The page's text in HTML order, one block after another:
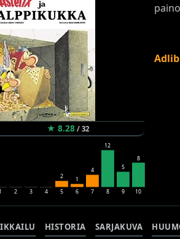
★ 8.28/ 32
1 2 3 4
2
5
1
6
4
7
12
8
5
9
8
10
HISTORIA SARJAKUVA